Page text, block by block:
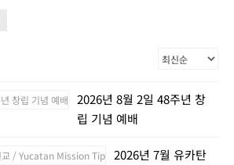
2026년 8월 2일 48주년 창
립 기념 예배
2026년 7월 유카탄